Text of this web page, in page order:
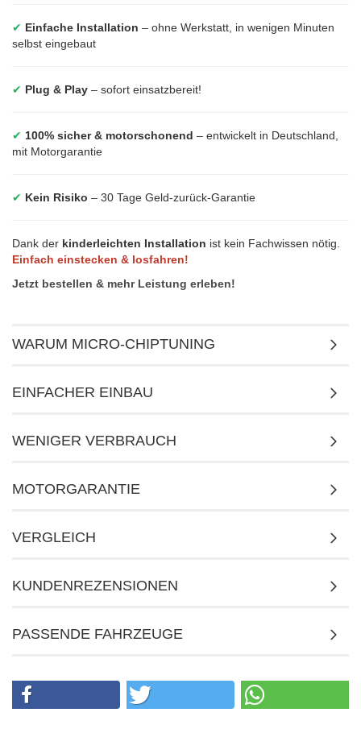
✔ Einfache Installation – ohne Werkstatt, in wenigen Minuten
selbst eingebaut
✔ Plug & Play – sofort einsatzbereit!
✔ 100% sicher & motorschonend – entwickelt in Deutschland,
mit Motorgarantie
✔ Kein Risiko – 30 Tage Geld-zurück-Garantie
Dank der kinderleichten Installation ist kein Fachwissen nötig.
Einfach einstecken & losfahren!
Jetzt bestellen & mehr Leistung erleben!
WARUM MICRO-CHIPTUNING
EINFACHER EINBAU
WENIGER VERBRAUCH
MOTORGARANTIE
VERGLEICH
KUNDENREZENSIONEN
PASSENDE FAHRZEUGE